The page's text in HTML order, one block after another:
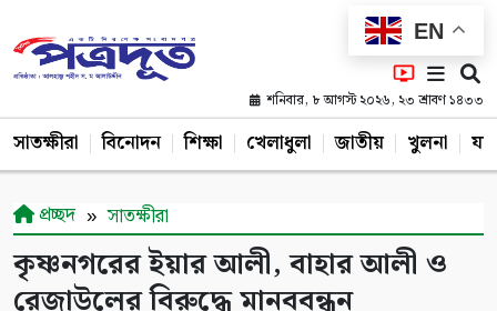
EN
শনিবার, ৮ আগস্ট ২০২৬, ২৩ শ্রাবণ ১৪৩৩
সাতক্ষীরা বিনোদন শিক্ষা খেলাধুলা জাতীয় খুলনা
প্রচ্ছদ সাতক্ষীরা
কৃষ্ণনগরের ইয়ার আলী, বাহার আলী ও
রেজাউলের বিরুদ্ধে মানববন্ধন